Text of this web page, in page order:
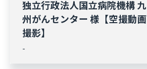
独立行政法人国立病院機構 九
州がんセンター 様【空撮動画
撮影】
-